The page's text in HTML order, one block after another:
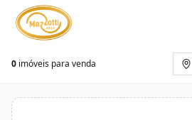
0 imóveis para venda